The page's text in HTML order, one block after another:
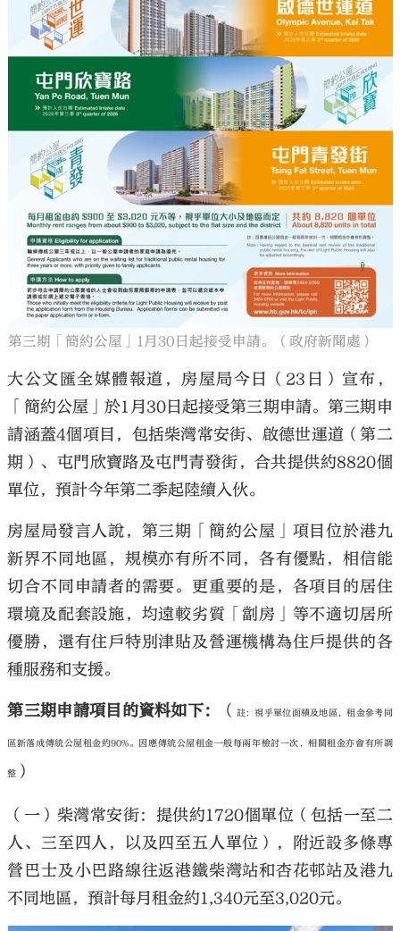
第三期「簡約公屋」1月30日起接受申請。（政府新聞處）
大公文匯全媒體報道，房屋局今日（23日）宣布，
「簡約公屋」於1月30日起接受第三期申請。第三期申
請涵蓋4個項目，包括柴灣常安街、啟德世運道（第二
期）、屯門欣寶路及屯門青發街，合共提供約8820個
單位，預計今年第二季起陸續入伙。
房屋局發言人說，第三期「簡約公屋」項目位於港九
新界不同地區，規模亦有所不同，各有優點，相信能
切合不同申請者的需要。更重要的是，各項目的居住
環境及配套設施，均遠較劣質「劏房」等不適切居所
優勝，還有住戶特別津貼及營運機構為住戶提供的各
種服務和支援。
第三期申請項目的資料如下： （ 註：視乎單位面積及地區，租金參考同
區新落成傳統公屋租金約90%。因應傳統公屋租金一般每兩年檢討一次，相關租金亦會有所調
整 ）
（一）柴灣常安街：提供約1720個單位（包括一至二
人、三至四人，以及四至五人單位），附近設多條專
營巴士及小巴路線往返港鐵柴灣站和杏花邨站及港九
不同地區，預計每月租金約1,340元至3,020元。